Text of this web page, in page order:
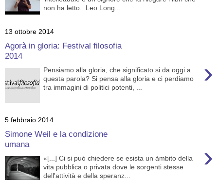
non ha letto. Leo Long...
13 ottobre 2014
Agorà in gloria: Festival filosofia
2014
›
Pensiamo alla gloria, che significato si da oggi a
questa parola? Si pensa alla gloria e ci perdiamo
tra immagini di politici potenti, ...
5 febbraio 2014
Simone Weil e la condizione
umana
›
«[...] Ci si può chiedere se esista un àmbito della
vita pubblica o privata dove le sorgenti stesse
dell'attività e della speranz...